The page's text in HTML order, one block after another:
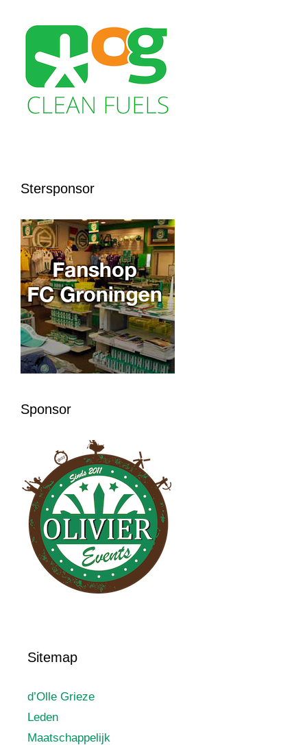
Stersponsor
Sponsor
Sitemap
d’Olle Grieze
Leden
Maatschappelijk